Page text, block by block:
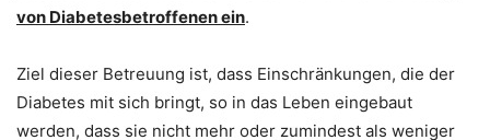
von Diabetesbetroffenen ein.
Ziel dieser Betreuung ist, dass Einschränkungen, die der
Diabetes mit sich bringt, so in das Leben eingebaut
werden, dass sie nicht mehr oder zumindest als weniger